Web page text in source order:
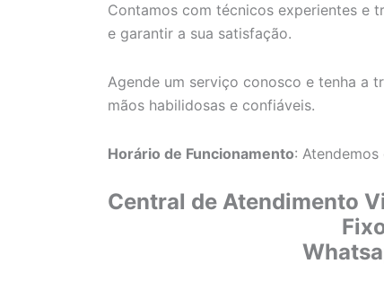
Contamos com técnicos experientes e
e garantir a sua satisfação.
Agende um serviço conosco e tenha a
mãos habilidosas e confiáveis.
Horário de Funcionamento:
Central de Atendimento